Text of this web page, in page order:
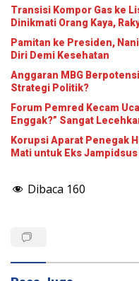
Transisi Kompor Gas ke
Dinikmati Orang Kaya,
Pamitan ke Presiden,
Diri Demi Kesehatan
Anggaran MBG
Strategi Politik?
Forum Pemred Kecam
Enggak?” Sangat
Korupsi Aparat Penegak
Mati untuk Eks
Dibaca 160